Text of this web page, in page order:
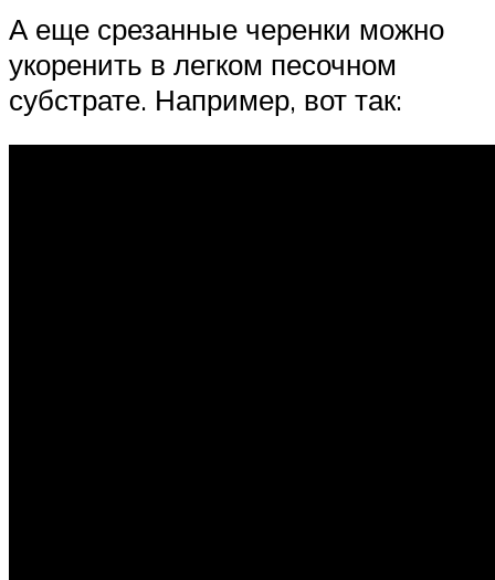
А еще срезанные черенки можно
укоренить в легком песочном
субстрате. Например, вот так: